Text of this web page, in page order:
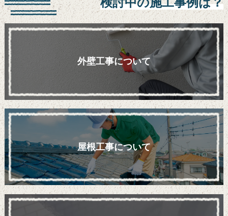
外壁工事について
屋根工事について